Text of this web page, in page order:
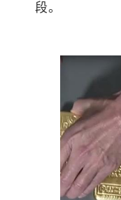
段。